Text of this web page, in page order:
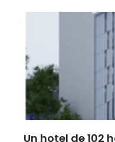
Un hotel de 102